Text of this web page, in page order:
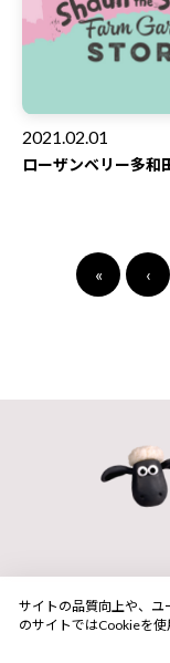
2021.02.01
ローザンベリー多和
« ‹
サイトの品質向上や、ユ
のサイトではCookieを使